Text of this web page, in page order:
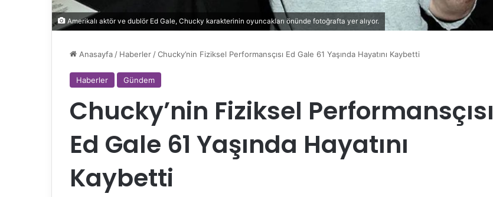
Amerikalı aktör ve dublör Ed Gale, Chucky karakterinin oyuncakları önünde fotoğrafta yer alıyor.
Anasayfa / Haberler /Chucky’nin Fiziksel Performansçısı Ed Gale 61 Yaşında Hayatını Kaybetti
Haberler Gündem
Chucky’nin Fiziksel Performansçısı
Ed Gale 61 Yaşında Hayatını
Kaybetti